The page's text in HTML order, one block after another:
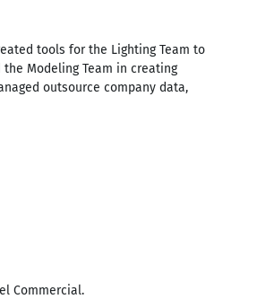
tools for the Lighting Team to
Modeling Team in creating
outsource company data,
Commercial.